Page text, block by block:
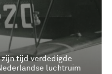
tijd verdedigde
luchtruim